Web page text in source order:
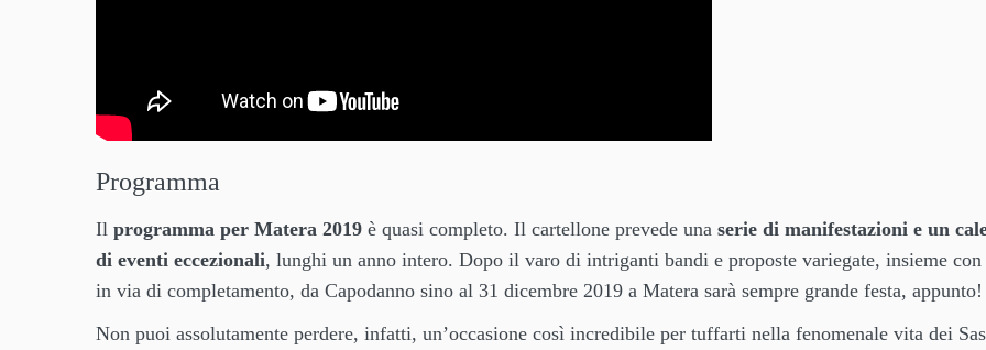
Programma
Il programma per Matera 2019 è quasi completo. Il cartellone prevede una serie di manifestazioni e un
di eventi eccezionali, lunghi un anno intero. Dopo il varo di intriganti bandi e proposte variegate, insieme con
in via di completamento, da Capodanno sino al 31 dicembre 2019 a Matera sarà sempre grande festa, appunto!
Non puoi assolutamente perdere, infatti, un’occasione così incredibile per tuffarti nella fenomenale vita dei